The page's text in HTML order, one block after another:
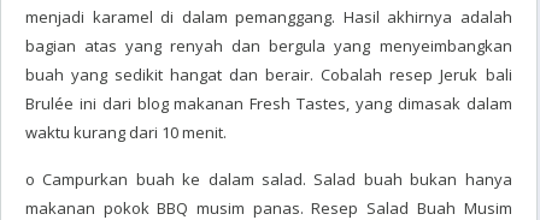
menjadi karamel di dalam pemanggang. Hasil akhirnya adalah
bagian atas yang renyah dan bergula yang menyeimbangkan
buah yang sedikit hangat dan berair. Cobalah resep Jeruk bali
Brulée ini dari blog makanan Fresh Tastes, yang dimasak dalam
waktu kurang dari 10 menit.
o Campurkan buah ke dalam salad. Salad buah bukan hanya
makanan pokok BBQ musim panas. Resep Salad Buah Musim